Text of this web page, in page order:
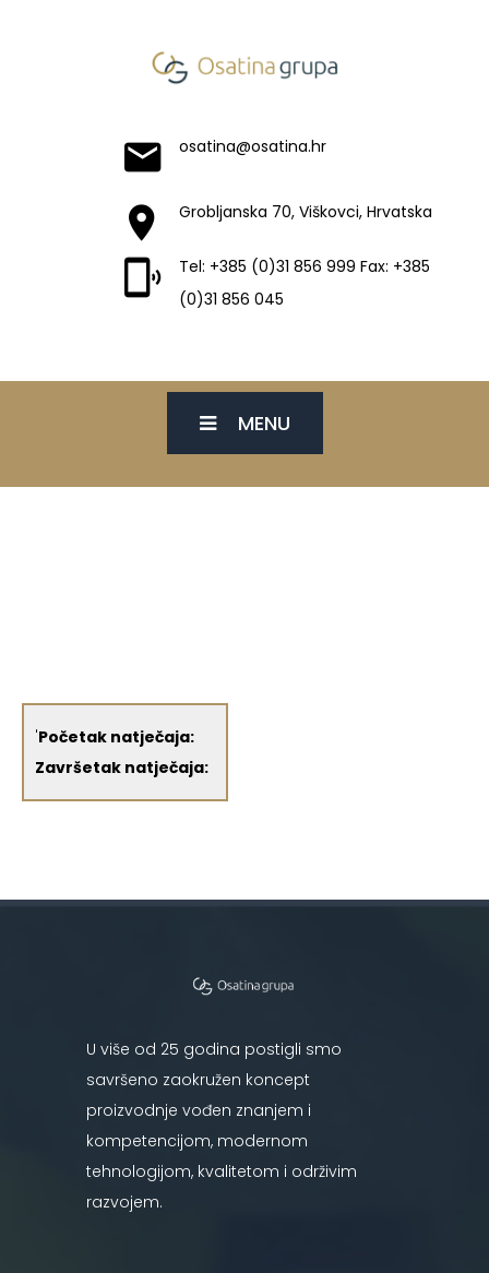
osatina@osatina.hr
Grobljanska 70, Viškovci, Hrvatska
Tel: +385 (0)31 856 999 Fax: +385
(0)31 856 045
MENU
'Početak natječaja:
Završetak natječaja:
U više od 25 godina postigli smo
savršeno zaokružen koncept
proizvodnje vođen znanjem i
kompetencijom, modernom
tehnologijom, kvalitetom i održivim
razvojem.